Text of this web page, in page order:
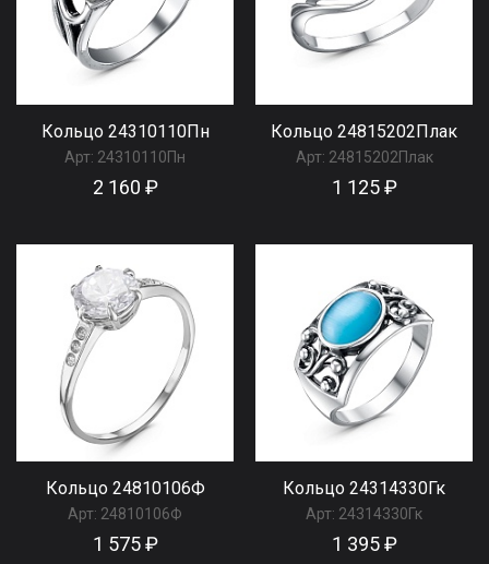
Кольцо 24310110Пн
Арт: 24310110Пн
2 160 ₽
Кольцо 24815202Плак
Арт: 24815202Плак
1 125 ₽
Кольцо 24810106Ф
Арт: 24810106Ф
1 575 ₽
Кольцо 24314330Гк
Арт: 24314330Гк
1 395 ₽